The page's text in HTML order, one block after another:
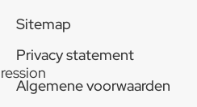
Sitemap
Privacy statement
Algemene voorwaarden